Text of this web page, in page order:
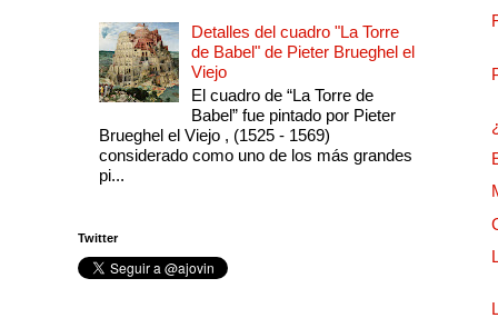
Detalles del cuadro "La Torre
de Babel" de Pieter Brueghel el
Viejo
El cuadro de “La Torre de
Babel” fue pintado por Pieter
Brueghel el Viejo , (1525 - 1569)
considerado como uno de los más grandes
pi...
Twitter